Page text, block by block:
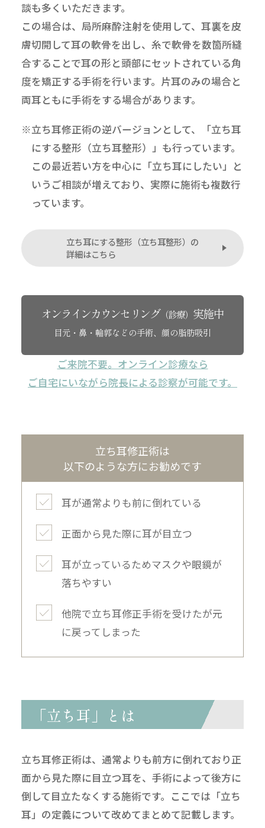
談も多くいただきます。
この場合は、局所麻酔注射を使用して、耳裏を皮
膚切開して耳の軟骨を出し、糸で軟骨を数箇所縫
合することで耳の形と頭部にセットされている角
度を矯正する手術を行います。片耳のみの場合と
両耳ともに手術をする場合があります。
※立ち耳修正術の逆バージョンとして、「立ち耳
にする整形（立ち耳整形）」も行っています。
この最近若い方を中心に「立ち耳にしたい」と
いうご相談が増えており、実際に施術も複数行
っています。
立ち耳にする整形（立ち耳整形）の
詳細はこちら
オンラインカウンセリング（診療） 実施中
目元・鼻・輪郭などの手術、顔の脂肪吸引
ご来院不要。オンライン診療なら
ご自宅にいながら院長による診察が可能です。
立ち耳修正術は
以下のような方にお勧めです
耳が通常よりも前に倒れている
正面から見た際に耳が目立つ
耳が立っているためマスクや眼鏡が
落ちやすい
他院で立ち耳修正手術を受けたが元
に戻ってしまった
「立ち耳」とは
立ち耳修正術は、通常よりも前方に倒れており正
面から見た際に目立つ耳を、手術によって後方に
倒して目立たなくする施術です。ここでは「立ち
耳」の定義について改めてまとめて記載します。